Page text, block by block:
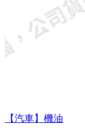
【汽車】機油